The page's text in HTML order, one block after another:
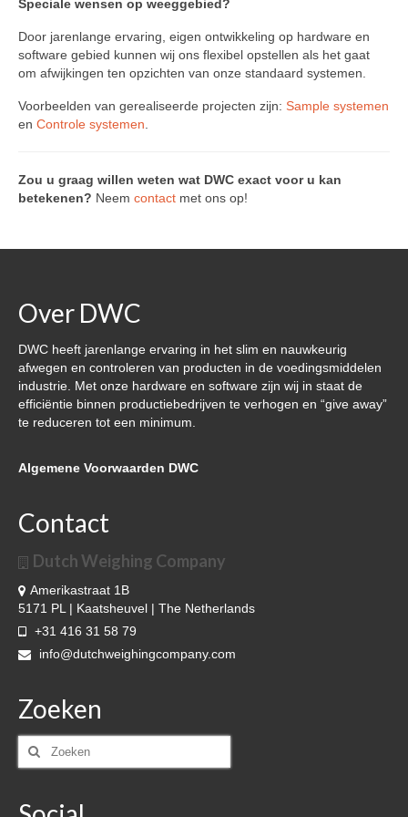
Weegsystemen
DWC5.7 – Positief wegen
DWC5.10 – Negatief wegen
MS5.22 – Combinatieweger
Semi-automatische weeglijn
Complete weeglijnen
Software
Atlantic Logic
Cloud Software – Panorama
Nieuws
Speciale wensen op weeggebied?
Door jarenlange ervaring, eigen ontwikkeling op hardware en
software gebied kunnen wij ons flexibel opstellen als het gaat
om afwijkingen ten opzichten van onze standaard systemen.
Voorbeelden van gerealiseerde projecten zijn: Sample systemen
en Controle systemen
Zou u graag willen weten wat DWC exact voor u kan
betekenen? Neem contact met ons op!
Over DWC
DWC heeft jarenlange ervaring in het slim en nauwkeurig
afwegen en controleren van producten in de voedingsmiddelen
industrie. Met onze hardware en software zijn wij in staat de
efficiëntie binnen productiebedrijven te verhogen en “give away”
te reduceren tot een minimum.
Algemene Voorwaarden DWC
Contact
Dutch Weighing Company
Amerikastraat 1B
5171 PL | Kaatsheuvel | The Netherlands
+31 416 31 58 79
info@dutchweighingcompany.com
Zoeken
Zoeken
naar: